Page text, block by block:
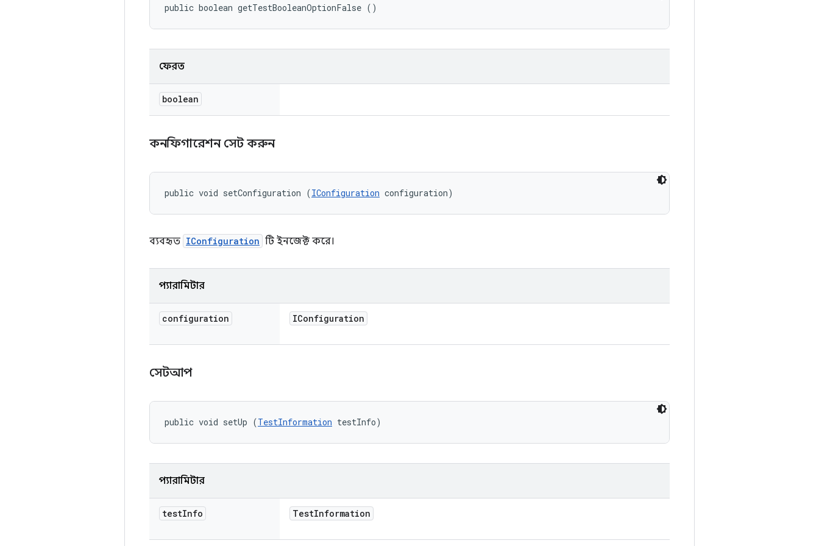
public boolean getTestBooleanOptionFalse ()
ফেরত
boolean
কনফিগারেশন সেট করুন
public void setConfiguration (IConfiguration configuration)
ব্যবহৃত IConfiguration টি ইনজেক্ট করে।
প্যারামিটার
configuration IConfiguration
সেটআপ
public void setUp (TestInformation testInfo)
প্যারামিটার
testInfo TestInformation